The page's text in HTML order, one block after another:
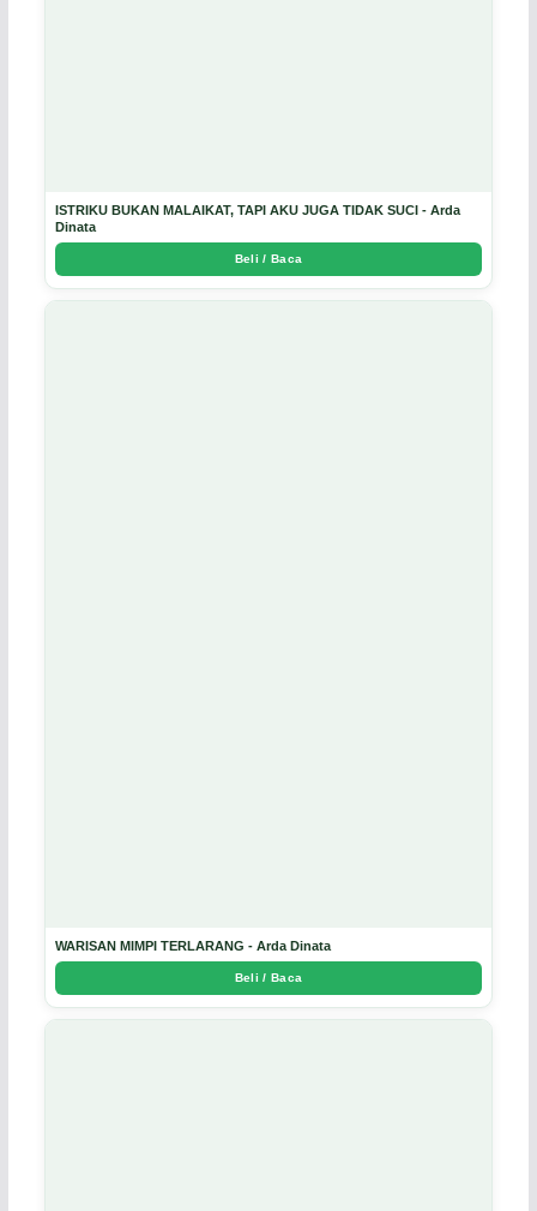
ISTRIKU BUKAN MALAIKAT, TAPI AKU JUGA TIDAK SUCI - Arda
Dinata
Beli / Baca
WARISAN MIMPI TERLARANG - Arda Dinata
Beli / Baca